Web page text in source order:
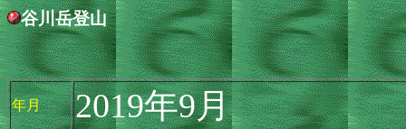
谷川岳登山
年月 2019年9月